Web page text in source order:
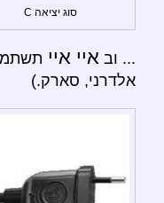
סוג יציאה C
... וב איי איי
אלדרני, סארק.)